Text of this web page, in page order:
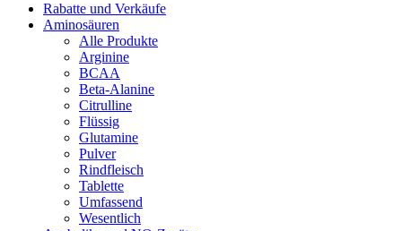
Rabatte und Verkäufe
Aminosäuren
Alle Produkte
Arginine
BCAA
Beta-Alanine
Citrulline
Flüssig
Glutamine
Pulver
Rindfleisch
Tablette
Umfassend
Wesentlich